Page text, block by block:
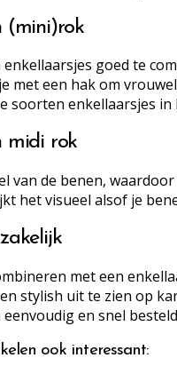
(mini)rok
goed te
met een hak om
soorten enkellaarsjes
midi rok
van de benen,
het visueel alsof je
met een
stylish uit te zien op
en snel
ook interessant: